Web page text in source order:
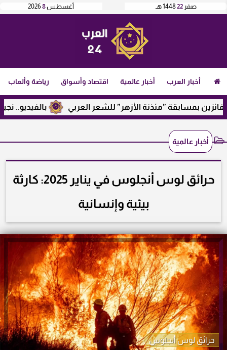
أغسطس8
2026 صفر 221448 هـ
أخبار العرب أخبار عالمية اقتصاد وأسواق رياضة وألعاب
بالفيديو.. نجيب بمسابقة ”مئذنة الأزهر” للشعر العربي
أخبار عالمية
حرائق لوس أنجلوس في يناير 2025: كارثة
بيئية وإنسانية
حرائق لوس أنجلوس